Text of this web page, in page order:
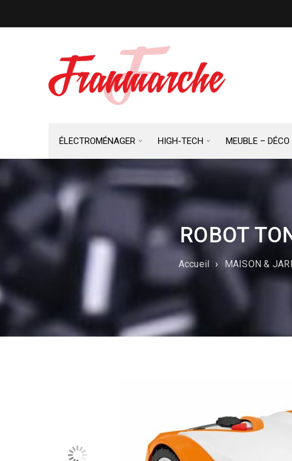
ÉLECTROMÉNAGER HIGH-TECH MEUBLE – DÉCO
ROBOT
Accueil › MAISON &